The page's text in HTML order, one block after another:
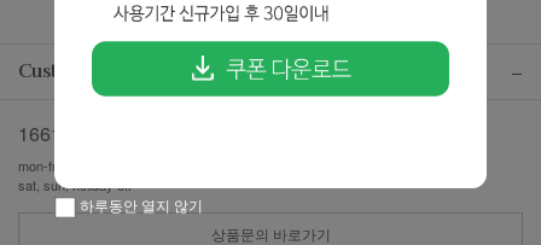
Customer center
1661-7357
mon-fri pm13:00-pm17:00
sat, sun, holiday off
상품문의 바로가기
하루동안 열지 않기